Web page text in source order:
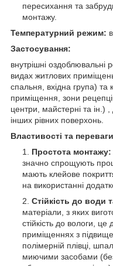
пересихання та
монтажу.
Температурний режим:
Застосування:
внутрішні оздоблювальні
видах житлових
спальня, вхідна група) та
приміщення, зони
центри, майстерні та ін.)
інших рівних поверхонь.
Властивості та
Простота монтажу:
значно спрощують
мають клейове
на використанні
Стійкість до води
матеріали, з яких
стійкість до вологи, це
приміщеннях з
полімерній плівці,
миючими засобами